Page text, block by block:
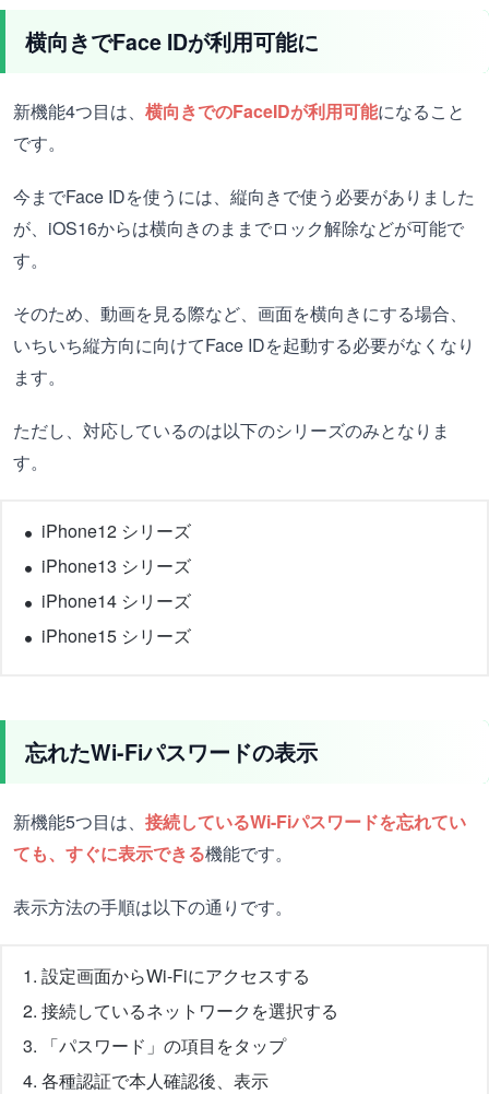
横向きでFace IDが利用可能に
新機能4つ目は、 横向きでのFaceIDが利用可能になること
です。
今までFace IDを使うには、縦向きで使う必要がありました
が、iOS16からは横向きのままでロック解除などが可能で
す。
そのため、動画を見る際など、画面を横向きにする場合、
いちいち縦方向に向けてFace IDを起動する必要がなくなり
ます。
ただし、対応しているのは以下のシリーズのみとなりま
す。
iPhone12 シリーズ
iPhone13 シリーズ
iPhone14 シリーズ
iPhone15 シリーズ
忘れたWi-Fiパスワードの表示
新機能5つ目は、 接続しているWi-Fiパスワードを忘れてい
ても、すぐに表示できる機能です。
表示方法の手順は以下の通りです。
設定画面からWi-Fiにアクセスする
接続しているネットワークを選択する
「パスワード」の項目をタップ
各種認証で本人確認後、表示